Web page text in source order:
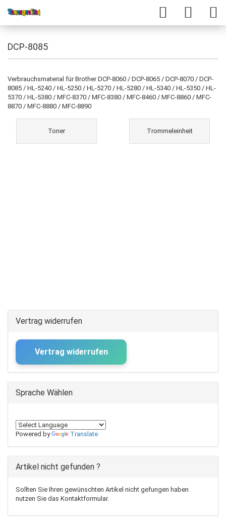
DCP-8085
Verbrauchsmaterial für Brother DCP-8060 / DCP-8065 / DCP-8070 / DCP-
8085 / HL-5240 / HL-5250 / HL-5270 / HL-5280 / HL-5340 / HL-5350 / HL-
5370 / HL-5380 / MFC-8370 / MFC-8380 / MFC-8460 / MFC-8860 / MFC-
8870 / MFC-8880 / MFC-8890
Toner Trommeleinheit
Vertrag widerrufen
Vertrag widerrufen
Sprache Wählen
Powered by Translate
Artikel nicht gefunden ?
Sollten Sie Ihren gewünschten Artikel nicht gefungen haben
nutzen Sie das Kontaktformular.